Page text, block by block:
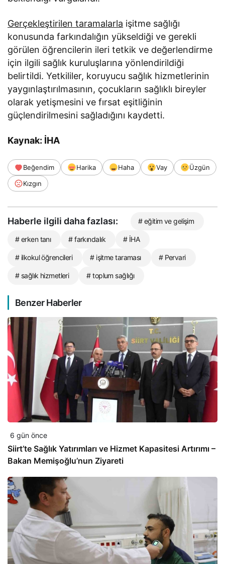
Gerçekleştirilen taramalarla işitme sağlığı
konusunda farkındalığın yükseldiği ve gerekli
görülen öğrencilerin ileri tetkik ve değerlendirme
için ilgili sağlık kuruluşlarına yönlendirildiği
belirtildi. Yetkililer, koruyucu sağlık hizmetlerinin
yaygınlaştırılmasının, çocukların sağlıklı bireyler
olarak yetişmesini ve fırsat eşitliğinin
güçlendirilmesini sağladığını kaydetti.
Kaynak: İHA
Beğendim Harika Haha Vay
Üzgün
Kızgın
Haberle ilgili daha fazlası: # eğitim ve gelişim
# erken tanı # farkındalık # İHA
# ilkokul öğrencileri # işitme taraması # Pervari
# sağlık hizmetleri # toplum sağlığı
Benzer Haberler
6 gün önce
Siirt’te Sağlık Yatırımları ve Hizmet Kapasitesi Artırımı –
Bakan Memişoğlu’nun Ziyareti